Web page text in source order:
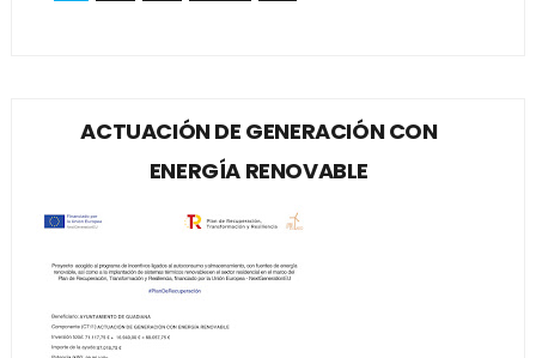
ACTUACIÓN DE GENERACIÓN CON
ENERGÍA RENOVABLE